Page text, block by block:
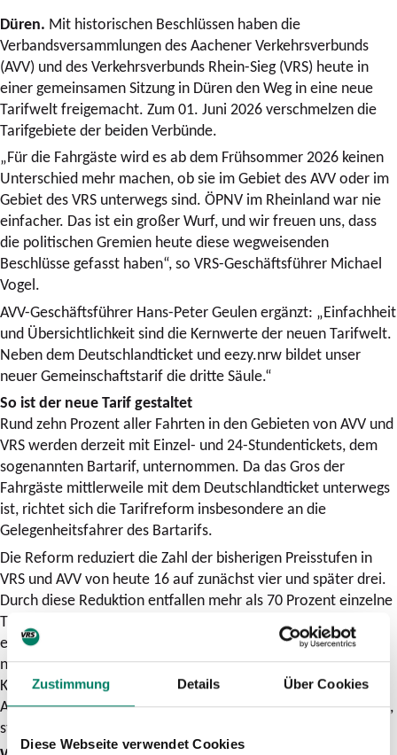
Zustimmung Details Über Cookies
Diese Webseite verwendet Cookies
Düren. Mit historischen Beschlüssen haben die
Verbandsversammlungen des Aachener Verkehrsverbunds
(AVV) und des Verkehrsverbunds Rhein-Sieg (VRS) heute in
einer gemeinsamen Sitzung in Düren den Weg in eine neue
Tarifwelt freigemacht. Zum 01. Juni 2026 verschmelzen die
Tarifgebiete der beiden Verbünde.
„Für die Fahrgäste wird es ab dem Frühsommer 2026 keinen
Unterschied mehr machen, ob sie im Gebiet des AVV oder im
Gebiet des VRS unterwegs sind. ÖPNV im Rheinland war nie
einfacher. Das ist ein großer Wurf, und wir freuen uns, dass
die politischen Gremien heute diese wegweisenden
Beschlüsse gefasst haben“, so VRS-Geschäftsführer Michael
Vogel.
AVV-Geschäftsführer Hans-Peter Geulen ergänzt: „Einfachheit
und Übersichtlichkeit sind die Kernwerte der neuen Tarifwelt.
Neben dem Deutschlandticket und eezy.nrw bildet unser
neuer Gemeinschaftstarif die dritte Säule.“
So ist der neue Tarif gestaltet
Rund zehn Prozent aller Fahrten in den Gebieten von AVV und
VRS werden derzeit mit Einzel- und 24-Stundentickets, dem
sogenannten Bartarif, unternommen. Da das Gros der
Fahrgäste mittlerweile mit dem Deutschlandticket unterwegs
ist, richtet sich die Tarifreform insbesondere an die
Gelegenheitsfahrer des Bartarifs.
Die Reform reduziert die Zahl der bisherigen Preisstufen in
VRS und AVV von heute 16 auf zunächst vier und später drei.
Durch diese Reduktion entfallen mehr als 70 Prozent einzelne
Tarifpositionen und machen die Tarifsystematik deutlich
einfacher und übersichtlicher. Noch einfacher wird es dann
nochmal in zwei Jahren, zum 01. Juni 2028, wenn auch die
Kurzstrecke wegfällt.
Alle, die es bereits jetzt schon maximal einfach haben wollen,
steigen noch heute mit eezy.nrw in den ÖPNV ein.